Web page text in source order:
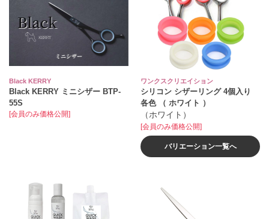
Black KERRY
Black KERRY ミニシザー BTP-
55S
[会員のみ価格公開]
ワンクスクリエイション
シリコン シザーリング 4個入り
各色 （ ホワイト ）
（ホワイト）
[会員のみ価格公開]
バリエーション一覧へ